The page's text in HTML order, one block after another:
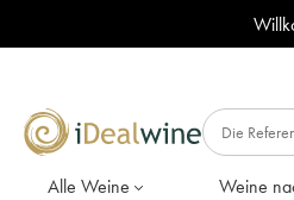
Alle Weine Weine